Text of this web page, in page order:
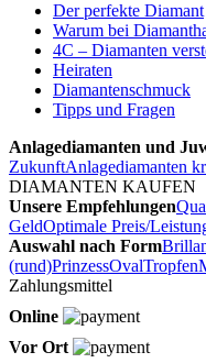
Der perfekte Diamant
Warum bei
4C – Diamanten
Heiraten
Diamantenschmuck
Tipps und Fragen
Anlagediamanten und
ZukunftAnlagediamanten
DIAMANTEN KAUFEN
Unsere Empfehlungen
GeldOptimale Preis/
Auswahl nach Form
(rund)PrinzessOvalTropfen
Zahlungsmittel
Online
Vor Ort